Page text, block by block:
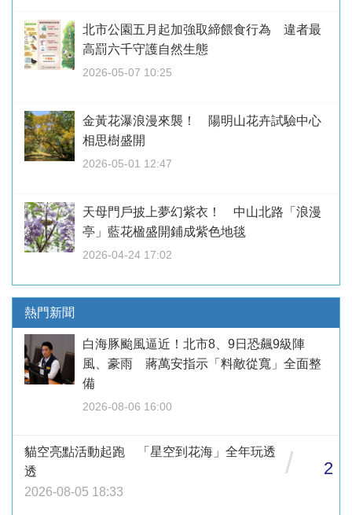
北市公園五月起加強取締餵食行為 違者最
高罰六千守護自然生態
2026-05-07 10:25
金黃花瀑浪漫來襲！ 陽明山花卉試驗中心
相思樹盛開
2026-05-01 12:47
天母門戶披上夢幻紫衣！ 中山北路「浪漫
亭」藍花楹盛開鋪成紫色地毯
2026-04-24 17:02
熱門新聞
白海豚颱風逼近！北市8、9日恐飆9級陣
風、豪雨 蔣萬安指示「料敵從寬」全面整
備
2026-08-06 16:00
貓空亮點活動起跑 「星空到花海」全年玩透
透
2026-08-05 18:33
/ 2